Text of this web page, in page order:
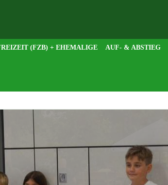
(FZB) + EHEMALIGE AUF- & ABSTIEG